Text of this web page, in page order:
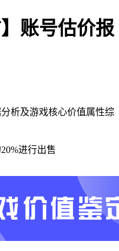
析及游戏核心价值属性综
进行出售